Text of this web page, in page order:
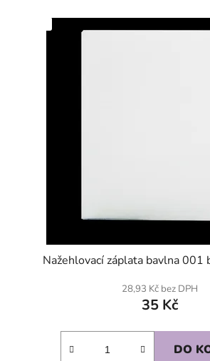
Nažehlovací záplata bavlna 001
28,93 Kč bez DPH
35 Kč
DO